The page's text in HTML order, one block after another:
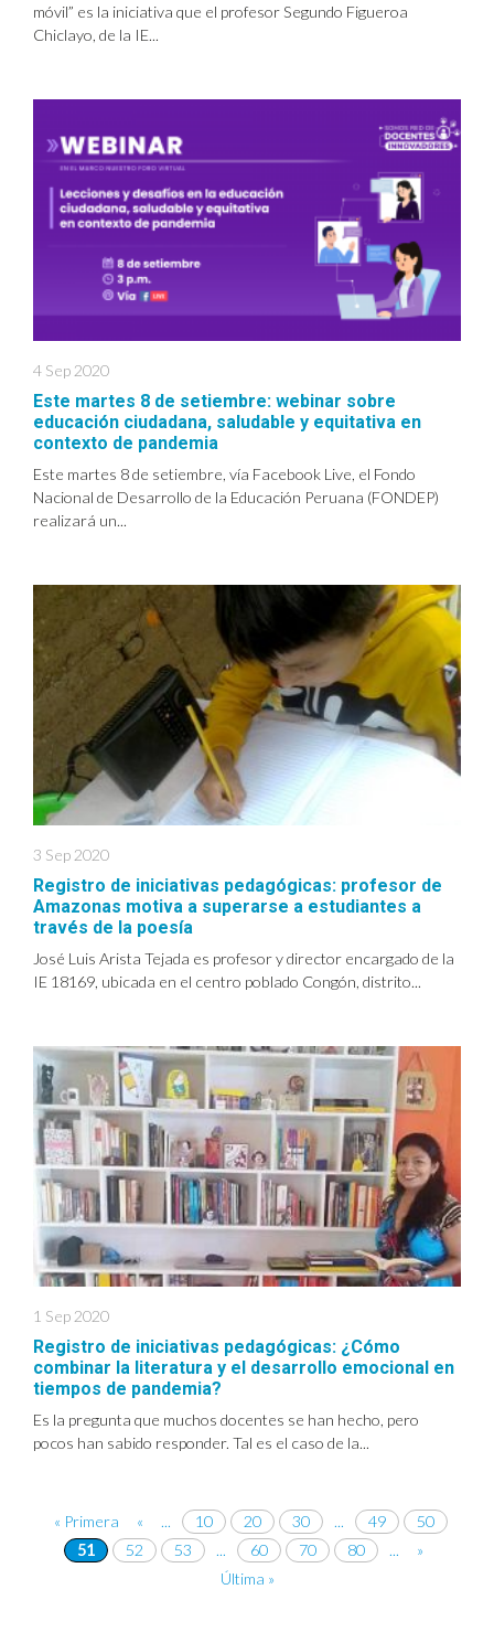
móvil” es la iniciativa que el profesor Segundo Figueroa
Chiclayo, de la IE...
4 Sep 2020
Este martes 8 de setiembre: webinar sobre
educación ciudadana, saludable y equitativa en
contexto de pandemia
Este martes 8 de setiembre, vía Facebook Live, el Fondo
Nacional de Desarrollo de la Educación Peruana (FONDEP)
realizará un...
3 Sep 2020
Registro de iniciativas pedagógicas: profesor de
Amazonas motiva a superarse a estudiantes a
través de la poesía
José Luis Arista Tejada es profesor y director encargado de la
IE 18169, ubicada en el centro poblado Congón, distrito...
1 Sep 2020
Registro de iniciativas pedagógicas: ¿Cómo
combinar la literatura y el desarrollo emocional en
tiempos de pandemia?
Es la pregunta que muchos docentes se han hecho, pero
pocos han sabido responder. Tal es el caso de la...
« Primera « ... 10 20 30 ... 49
50
51
52 53 ... 60 70 80 ...
»
Última »